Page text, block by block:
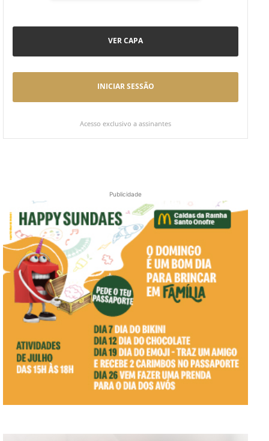
VER CAPA
INICIAR SESSÃO
Acesso exclusivo a assinantes
Publicidade